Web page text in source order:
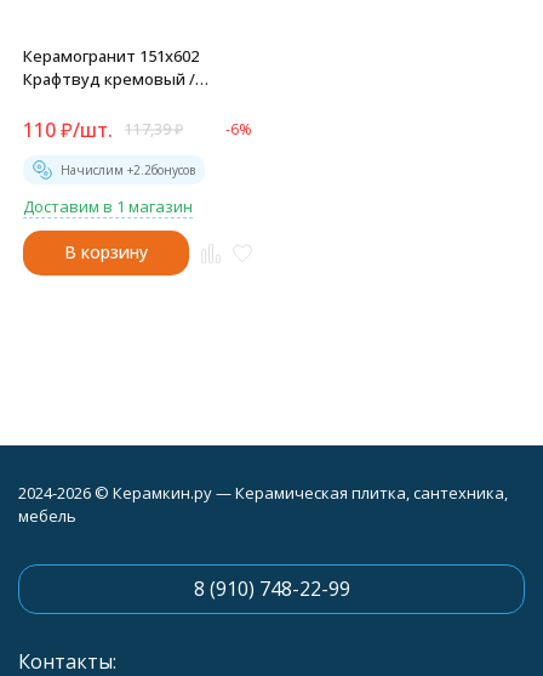
Керамогранит 151x602
Крафтвуд кремовый /
GP1560CRW01
110₽/шт. 117,39₽ -6%
Начислим +2.2бонусов
Доставим в 1 магазин
В корзину
2024-2026 © Керамкин.ру — Керамическая плитка, сантехника,
мебель
8 (910) 748-22-99
Контакты: